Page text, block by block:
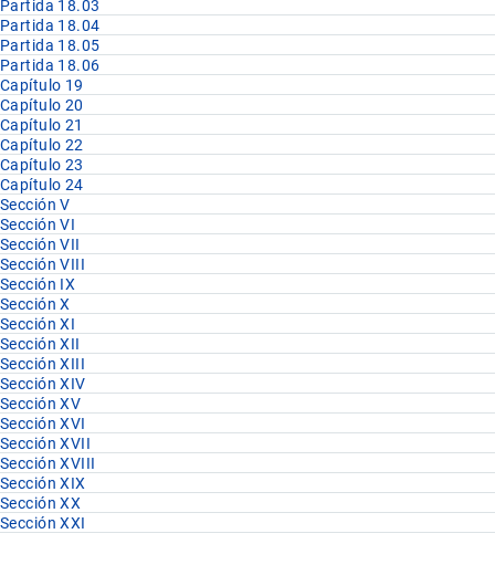
Partida 18.03
Partida 18.04
Partida 18.05
Partida 18.06
Capítulo 19
Capítulo 20
Capítulo 21
Capítulo 22
Capítulo 23
Capítulo 24
Sección V
Sección VI
Sección VII
Sección VIII
Sección IX
Sección X
Sección XI
Sección XII
Sección XIII
Sección XIV
Sección XV
Sección XVI
Sección XVII
Sección XVIII
Sección XIX
Sección XX
Sección XXI